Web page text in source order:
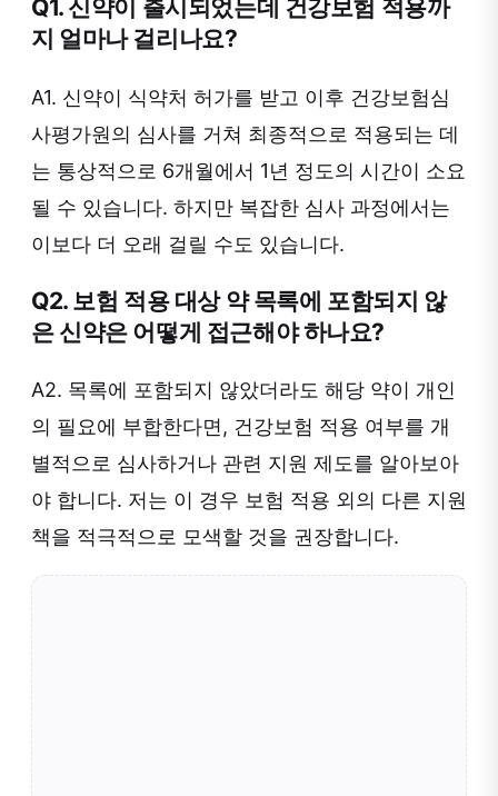
Q1. 신약이 출시되었는데 건강보험 적용까
지 얼마나 걸리나요?
A1. 신약이 식약처 허가를 받고 이후 건강보험심
사평가원의 심사를 거쳐 최종적으로 적용되는 데
는 통상적으로 6개월에서 1년 정도의 시간이 소요
될 수 있습니다. 하지만 복잡한 심사 과정에서는
이보다 더 오래 걸릴 수도 있습니다.
Q2. 보험 적용 대상 약 목록에 포함되지 않
은 신약은 어떻게 접근해야 하나요?
A2. 목록에 포함되지 않았더라도 해당 약이 개인
의 필요에 부합한다면, 건강보험 적용 여부를 개
별적으로 심사하거나 관련 지원 제도를 알아보아
야 합니다. 저는 이 경우 보험 적용 외의 다른 지원
책을 적극적으로 모색할 것을 권장합니다.